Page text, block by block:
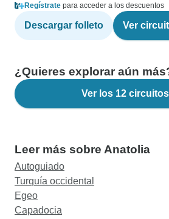
Regístrate para acceder a los descuentos
Descargar folleto Ver
¿Quieres explorar aún
Ver los 12 circuitos
Leer más sobre Anatolia
Autoguiado
Turquía occidental
Egeo
Capadocia